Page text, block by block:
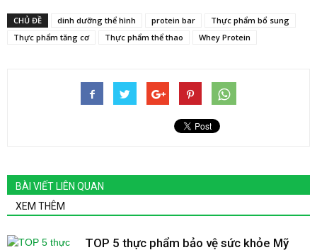
CHỦ ĐỀ dinh dưỡng thể hình protein bar
Thực phẩm bổ sung
Thực phẩm tăng cơ
Thực phẩm thể thao Whey Protein
BÀI VIẾT LIÊN QUAN
XEM THÊM
TOP 5 thực phẩm bảo vệ sức khỏe Mỹ